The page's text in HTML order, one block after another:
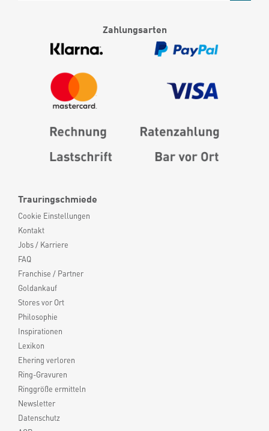
Trauringschmiede
Cookie Einstellungen
Kontakt
Jobs / Karriere
FAQ
Franchise / Partner
Goldankauf
Stores vor Ort
Philosophie
Inspirationen
Lexikon
Ehering verloren
Ring-Gravuren
Ringgröße ermitteln
Newsletter
Datenschutz
Zahlungsarten